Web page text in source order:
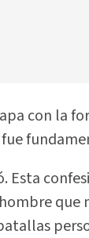
con la
que